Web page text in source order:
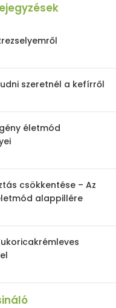
szeretnél a kefírről
életmód
csökkentése – Az
alappillére